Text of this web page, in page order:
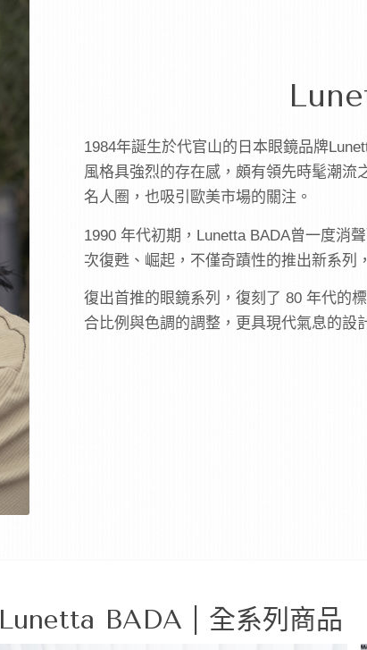
1984年誕生於代官山的日本眼鏡品牌
風格具強烈的存在感，頗有領先時髦潮流
名人圈，也吸引歐美市場的關注。
1990 年代初期， Lunetta BADA曾一度消
次復甦、崛起，不僅奇蹟性的推出新系列
復出首推的眼鏡系列，復刻了 80 年代的
合比例與色調的調整，更具現代氣息的設
Lunetta BADA | 全系列商品